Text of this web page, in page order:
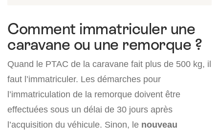
Comment immatriculer une
caravane ou une remorque ?
Quand le PTAC de la caravane fait plus de 500 kg, il
faut l’immatriculer. Les démarches pour
l’immatriculation de la remorque doivent être
effectuées sous un délai de 30 jours après
l’acquisition du véhicule. Sinon, le nouveau